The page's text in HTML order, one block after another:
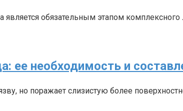
является обязательным этапом
ее необходимость и
но поражает слизистую более